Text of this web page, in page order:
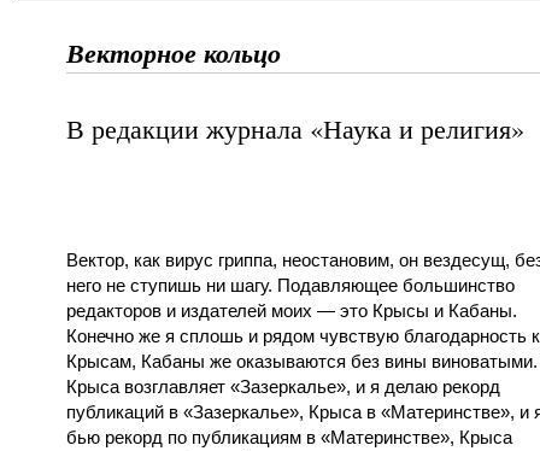
Векторное кольцо
В редакции журнала «Наука и религия»
Вектор, как вирус гриппа, неостановим, он вездесущ,
него не ступишь ни шагу. Подавляющее большинство
редакторов и издателей моих — это Крысы и Кабаны.
Конечно же я сплошь и рядом чувствую благодарность к
Крысам, Кабаны же оказываются без вины виноватыми.
Крыса возглавляет «Зазеркалье», и я делаю рекорд
публикаций в «Зазеркалье», Крыса в «Материнстве», и
бью рекорд по публикациям в «Материнстве», Крыса